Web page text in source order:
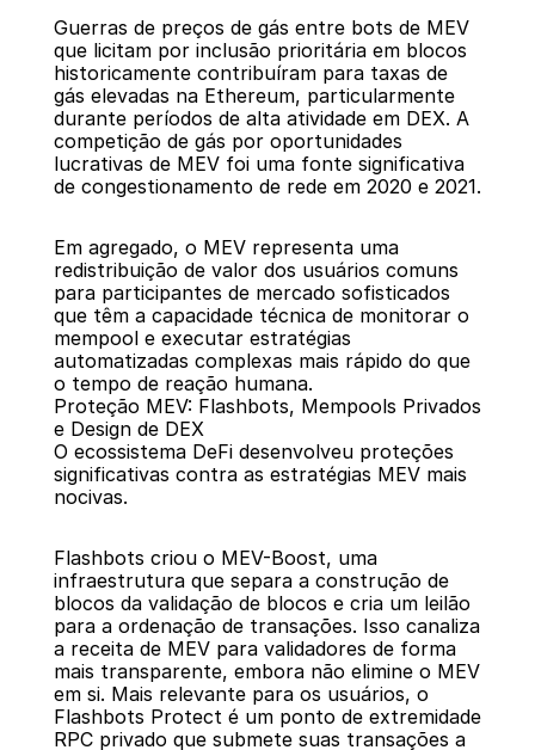
Guerras de preços de gás entre bots de MEV
que licitam por inclusão prioritária em blocos
historicamente contribuíram para taxas de
gás elevadas na Ethereum, particularmente
durante períodos de alta atividade em DEX. A
competição de gás por oportunidades
lucrativas de MEV foi uma fonte significativa
de congestionamento de rede em 2020 e 2021.
Em agregado, o MEV representa uma
redistribuição de valor dos usuários comuns
para participantes de mercado sofisticados
que têm a capacidade técnica de monitorar o
mempool e executar estratégias
automatizadas complexas mais rápido do que
o tempo de reação humana.
Proteção MEV: Flashbots, Mempools Privados
e Design de DEX
O ecossistema DeFi desenvolveu proteções
significativas contra as estratégias MEV mais
nocivas.
Flashbots criou o MEV-Boost, uma
infraestrutura que separa a construção de
blocos da validação de blocos e cria um leilão
para a ordenação de transações. Isso canaliza
a receita de MEV para validadores de forma
mais transparente, embora não elimine o MEV
em si. Mais relevante para os usuários, o
Flashbots Protect é um ponto de extremidade
RPC privado que submete suas transações a